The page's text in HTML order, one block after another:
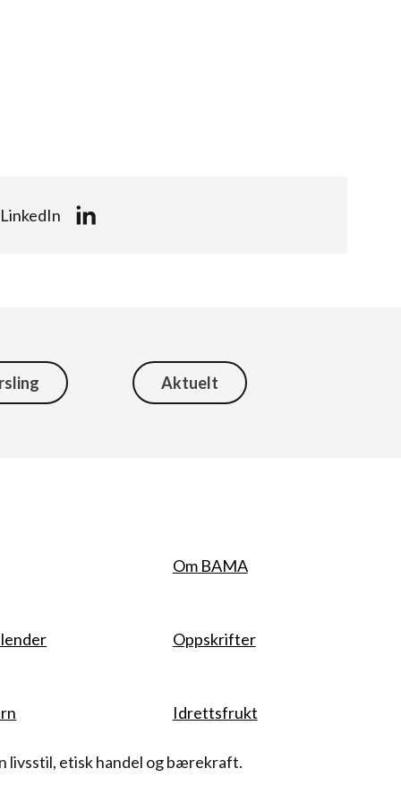
LinkedIn
Aktuelt
Om BAMA
Oppskrifter
Idrettsfrukt
livsstil, etisk handel og bærekraft.